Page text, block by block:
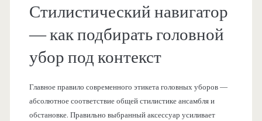
Стилистический навигатор
— как подбирать головной
убор под контекст
Главное правило современного этикета головных уборов —
абсолютное соответствие общей стилистике ансамбля и
обстановке. Правильно выбранный аксессуар усиливает